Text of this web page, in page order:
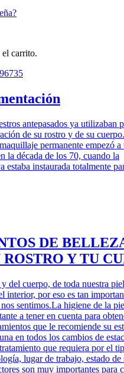
carrito.
antepasados ya utilizaban
de su rostro y de su
permanente empezó a
la década de los 70, cuando la
estaba instaurada totalmente
DE
Y TU
del cuerpo, de toda nuestra
interior, por eso es tan
sentimos.La higiene de la
a tener en cuenta para
que le recomiende su
en todos los cambios de
que requiera por el
lugar de trabajo, estado de
son muy importantes para